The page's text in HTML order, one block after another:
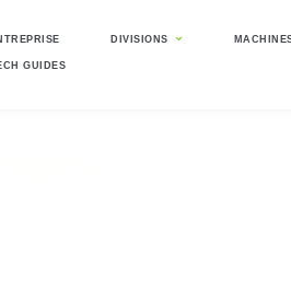
DIVISIONS
GUIDES